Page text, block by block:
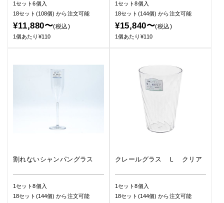
1セット6個入
18セット(108個)から注文可能
¥11,880〜(税込)
1個あたり¥110
1セット8個入
18セット(144個)から注文可能
¥15,840〜(税込)
1個あたり¥110
割れないシャンパングラス
1セット8個入
18セット(144個)から注文可能
クレールグラス Ｌ クリア
1セット8個入
18セット(144個)から注文可能